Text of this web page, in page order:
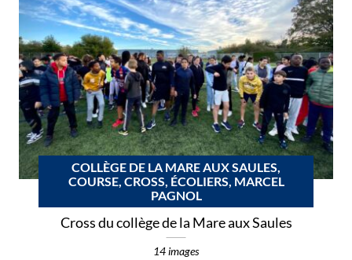
COLLÈGE DE LA MARE AUX SAULES,
COURSE, CROSS, ÉCOLIERS, MARCEL
PAGNOL
Cross du collège de la Mare aux Saules
14 images